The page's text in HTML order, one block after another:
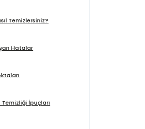
Temizlersiniz?
Hatalar
Temizliği İpuçları